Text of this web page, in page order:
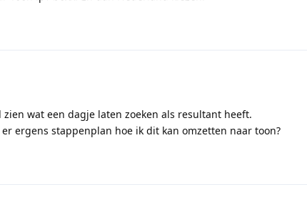
wat een dagje laten zoeken als resultant heeft.
ergens stappenplan hoe ik dit kan omzetten naar toon?